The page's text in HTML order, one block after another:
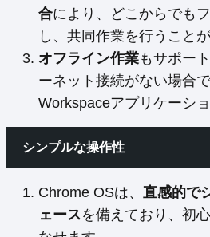
合により、どこからでも
し、共同作業を行うこと
オフライン作業もサポー
ーネット接続がない場合
Workspaceアプリケーシ
シンプルな操作性
Chrome OSは、 直感的で
ェースを備えており、初